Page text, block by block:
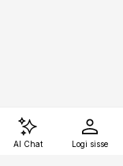
AI Chat Logi sisse